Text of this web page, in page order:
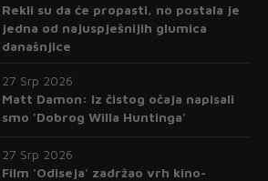
Rekli su da će propasti, no postala je
jedna od najuspješnijih glumica
današnjice
27 Srp 2026
Matt Damon: Iz čistog očaja napisali
smo 'Dobrog Willa Huntinga'
27 Srp 2026
Film 'Odiseja' zadržao vrh kino-